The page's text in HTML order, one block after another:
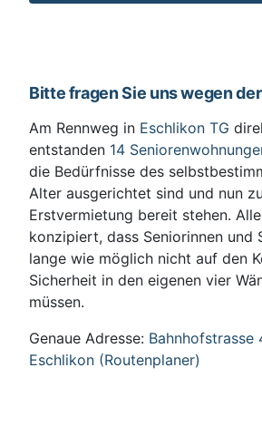
Bitte fragen Sie uns wegen
Am Rennweg in Eschlikon TG
entstanden 14
die Bedürfnisse des
Alter ausgerichtet sind und nun
Erstvermietung bereit stehen.
konzipiert, dass Seniorinnen und
lange wie möglich nicht auf den
Sicherheit in den eigenen vier
müssen.
Genaue Adresse: Bahnhofstrasse
Eschlikon (Routenplaner)